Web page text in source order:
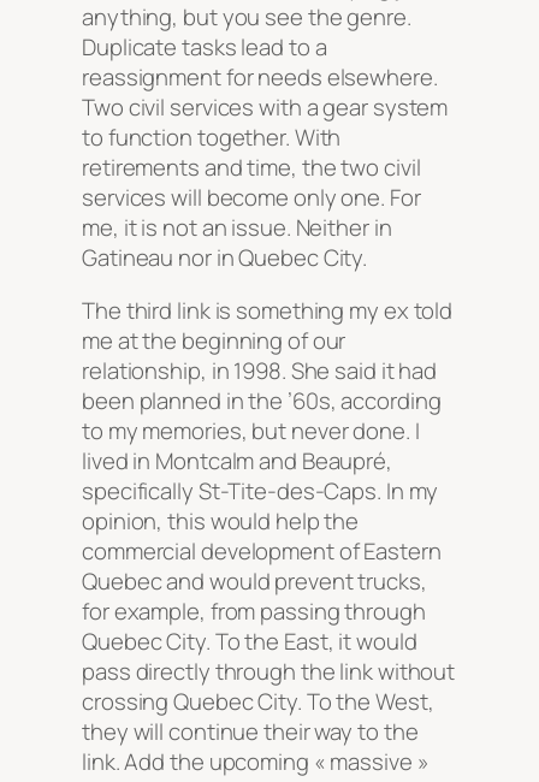
anything, but you see the genre.
Duplicate tasks lead to a
reassignment for needs elsewhere.
Two civil services with a gear system
to function together. With
retirements and time, the two civil
services will become only one. For
me, it is not an issue. Neither in
Gatineau nor in Quebec City.
The third link is something my ex told
me at the beginning of our
relationship, in 1998. She said it had
been planned in the ’60s, according
to my memories, but never done. I
lived in Montcalm and Beaupré,
specifically St-Tite-des-Caps. In my
opinion, this would help the
commercial development of Eastern
Quebec and would prevent trucks,
for example, from passing through
Quebec City. To the East, it would
pass directly through the link without
crossing Quebec City. To the West,
they will continue their way to the
link. Add the upcoming « massive »